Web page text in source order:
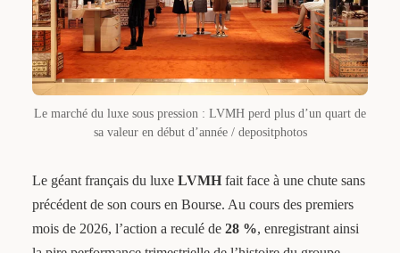
Le marché du luxe sous pression : LVMH perd plus d’un quart de
sa valeur en début d’année / depositphotos
Le géant français du luxe LVMHfait face à une chute sans
précédent de son cours en Bourse. Au cours des premiers
mois de 2026, l’action a reculé de 28 %, enregistrant ainsi